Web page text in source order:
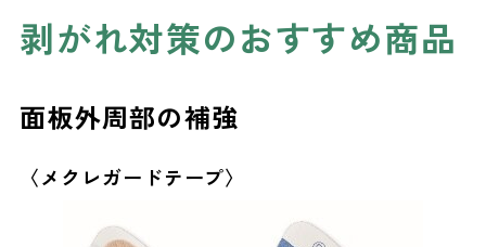
剥がれ対策のおすすめ商品
面板外周部の補強
〈メクレガードテープ〉